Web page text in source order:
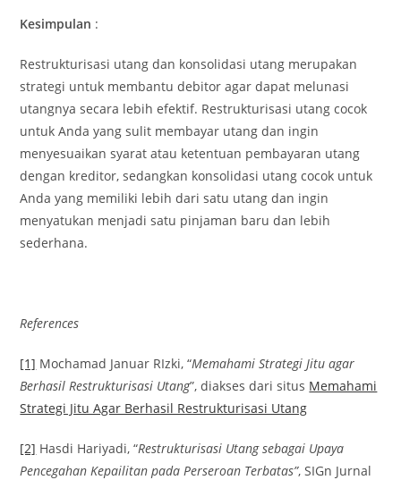
Kesimpulan :
Restrukturisasi utang dan konsolidasi utang merupakan
strategi untuk membantu debitor agar dapat melunasi
utangnya secara lebih efektif. Restrukturisasi utang cocok
untuk Anda yang sulit membayar utang dan ingin
menyesuaikan syarat atau ketentuan pembayaran utang
dengan kreditor, sedangkan konsolidasi utang cocok untuk
Anda yang memiliki lebih dari satu utang dan ingin
menyatukan menjadi satu pinjaman baru dan lebih
sederhana.
References
[1] Mochamad Januar RIzki, “Memahami Strategi Jitu agar
Berhasil Restrukturisasi Utang”, diakses dari situs Memahami
Strategi Jitu Agar Berhasil Restrukturisasi Utang
[2] Hasdi Hariyadi, “Restrukturisasi Utang sebagai Upaya
Pencegahan Kepailitan pada Perseroan Terbatas”, SIGn Jurnal